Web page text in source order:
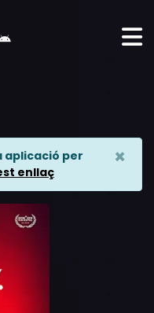
aplicació per
enllaç
×